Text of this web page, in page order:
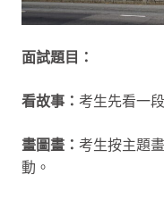
面試題目：
看故事： 考生先看一
畫圖畫： 考生按主題
動。